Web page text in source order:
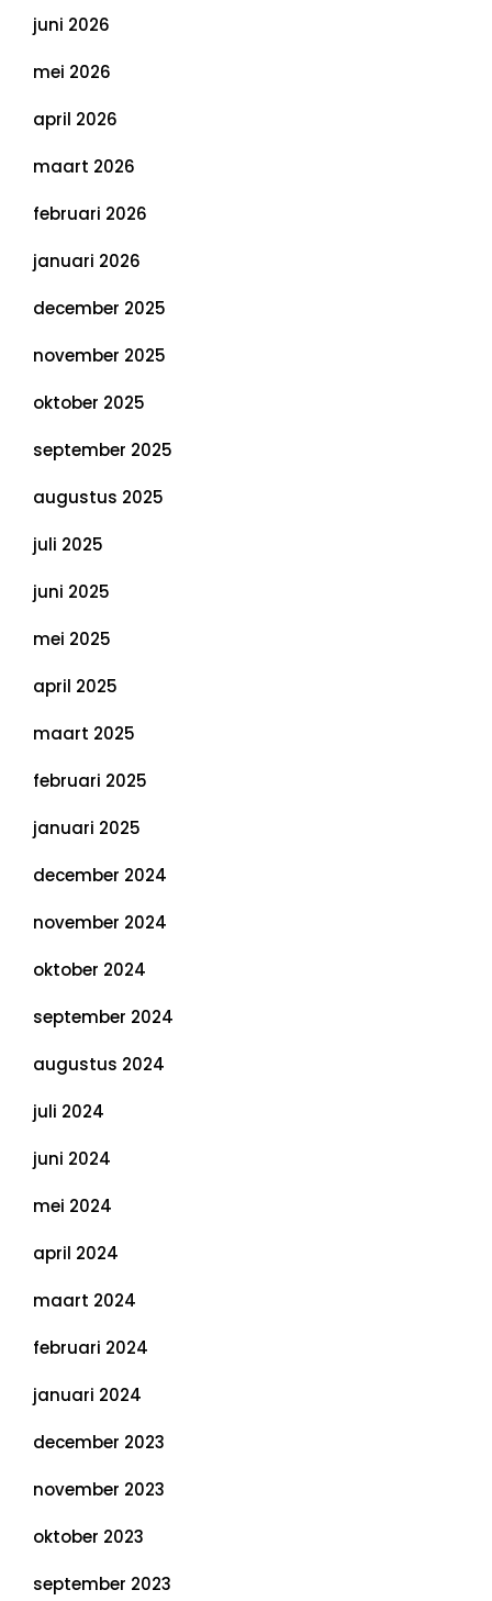
juni 2026
mei 2026
april 2026
maart 2026
februari 2026
januari 2026
december 2025
november 2025
oktober 2025
september 2025
augustus 2025
juli 2025
juni 2025
mei 2025
april 2025
maart 2025
februari 2025
januari 2025
december 2024
november 2024
oktober 2024
september 2024
augustus 2024
juli 2024
juni 2024
mei 2024
april 2024
maart 2024
februari 2024
januari 2024
december 2023
november 2023
oktober 2023
september 2023